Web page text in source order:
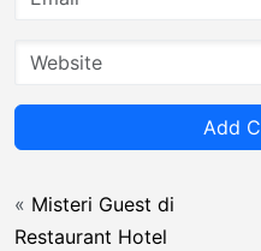
Add
« Misteri Guest di
Restaurant Hotel